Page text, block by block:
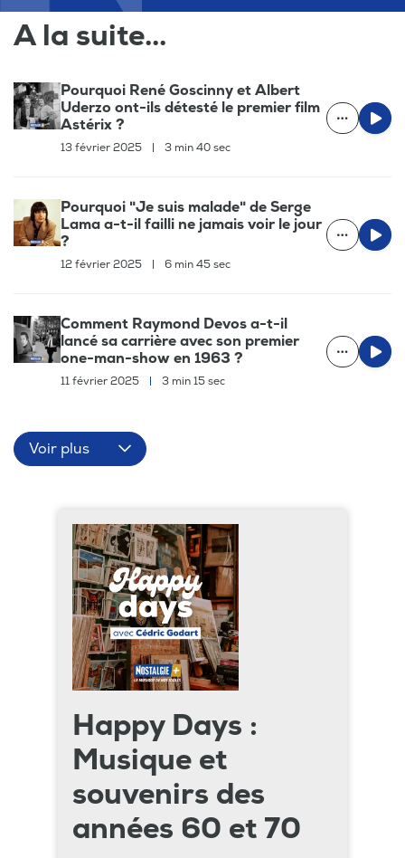
A la suite...
Pourquoi René Goscinny et Albert
Uderzo ont-ils détesté le premier film
Astérix ?
13 février 2025 | 3 min 40 sec
Pourquoi "Je suis malade" de Serge
Lama a-t-il failli ne jamais voir le jour
?
12 février 2025 | 6 min 45 sec
Comment Raymond Devos a-t-il
lancé sa carrière avec son premier
one-man-show en 1963 ?
11 février 2025 | 3 min 15 sec
Voir plus
Happy Days :
Musique et
souvenirs des
années 60 et 70